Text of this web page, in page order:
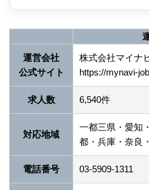
運営会社
公式サイト
株式会社マイナ
https://mynavi-
求人数 6,540件
対応地域
一都三県・愛知
都・兵庫・奈良
電話番号 03-5909-1311